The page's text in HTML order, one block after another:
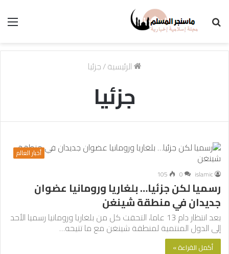
الرئيسية/جزئيا
جزئيا
أخبار العالم
islamic
0
105
رسميا لكن جزئيا… بلغاريا ورومانيا عضوان
جديدان في منطقة شينغن
بعد انتظار دام 13 عاما، التحقت كل من بلغاريا ورومانيا رسميا الأحد
إلى الدول المنتمية لمنطقة شينغن مع ما تتيحه…
أكمل القراءة »